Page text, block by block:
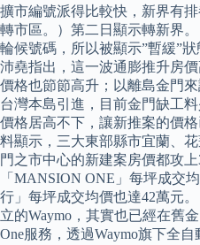
擴市編號派得比較快，新界有
轉市區。）第二日顯示轉新界
輪候號碼，所以被顯示”暫緩”
沛堯指出，這一波通膨推升房
價格也節節高升；以離島金門
台灣本島引進，目前金門缺工
價格居高不下，讓新推案的價
料顯示，三大東部縣市宜蘭、
門之市中心的新建案房價都攻
「MANSION ONE」每坪成交
行」每坪成交均價也達42萬元
立的Waymo，其實也已經在舊
One服務，透過Waymo旗下全